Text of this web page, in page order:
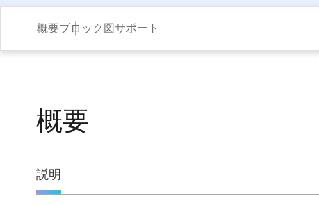
ず
概要ブロック図サポート
概要
概
説明